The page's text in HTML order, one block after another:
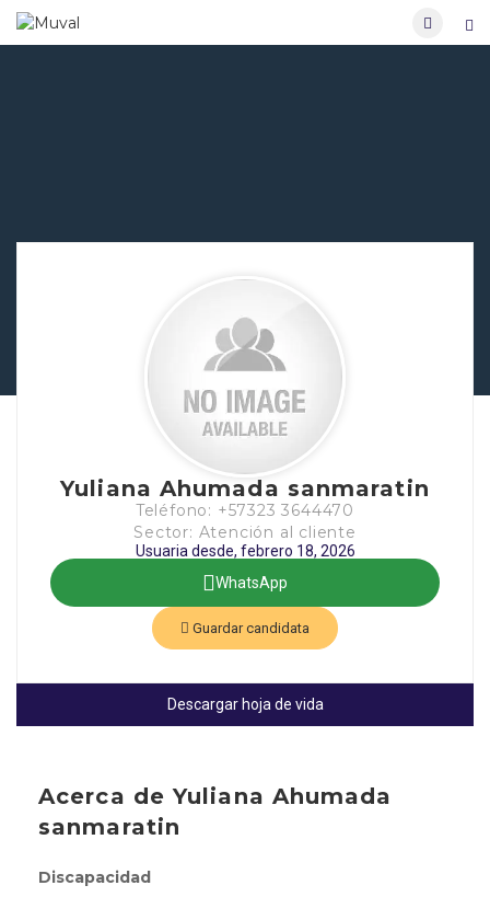
Yuliana Ahumada sanmaratin
Teléfono: +57323 3644470
Sector: Atención al cliente
Usuaria desde, febrero 18, 2026
WhatsApp
Guardar candidata
Descargar hoja de vida
Acerca de Yuliana Ahumada
sanmaratin
Discapacidad